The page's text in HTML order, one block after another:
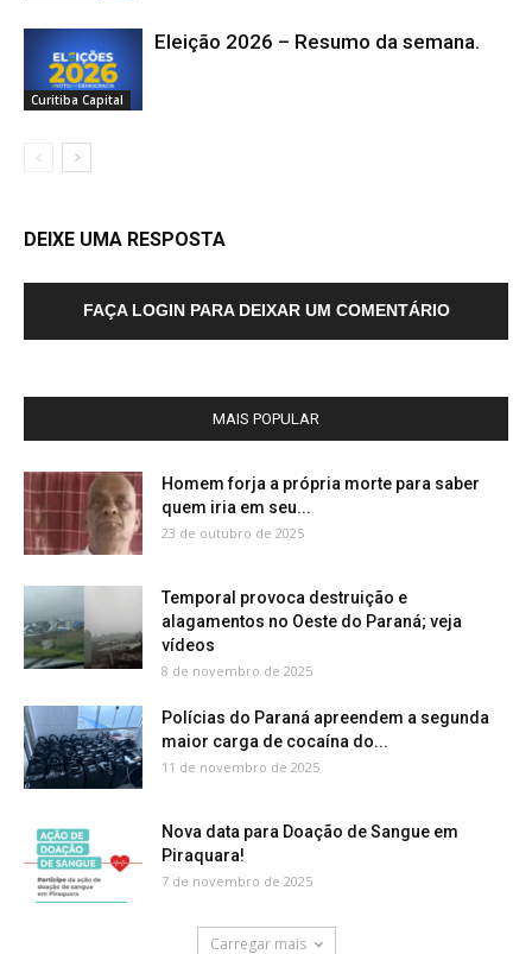
Curitiba Capital
Eleição 2026 – Resumo da semana.
DEIXE UMA RESPOSTA
FAÇA LOGIN PARA DEIXAR UM COMENTÁRIO
MAIS POPULAR
Homem forja a própria morte para saber
quem iria em seu...
23 de outubro de 2025
Temporal provoca destruição e
alagamentos no Oeste do Paraná; veja
vídeos
8 de novembro de 2025
Polícias do Paraná apreendem a segunda
maior carga de cocaína do...
11 de novembro de 2025
Nova data para Doação de Sangue em
Piraquara!
7 de novembro de 2025
Carregar mais